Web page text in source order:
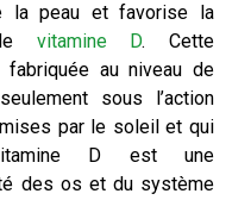
la peau et favorise la
vitamine D. Cette
au niveau de
sous l’action
par le soleil et qui
D est une
des os et du système